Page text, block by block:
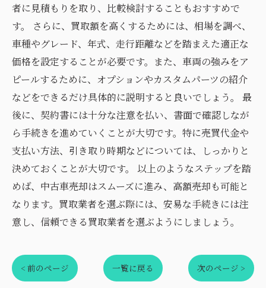
者に見積もりを取り、比較検討することもおすすめで
す。 さらに、買取額を高くするためには、相場を調べ、
車種やグレード、年式、走行距離などを踏まえた適正な
価格を設定することが必要です。また、車両の強みをア
ピールするために、オプションやカスタムパーツの紹介
などをできるだけ具体的に説明すると良いでしょう。 最
後に、契約書には十分な注意を払い、書面で確認しなが
ら手続きを進めていくことが大切です。特に売買代金や
支払い方法、引き取り時期などについては、しっかりと
決めておくことが大切です。 以上のようなステップを踏
めば、中古車売却はスムーズに進み、高額売却も可能と
なります。買取業者を選ぶ際には、安易な手続きには注
意し、信頼できる買取業者を選ぶようにしましょう。
< 前のページ 一覧に戻る 次のページ >